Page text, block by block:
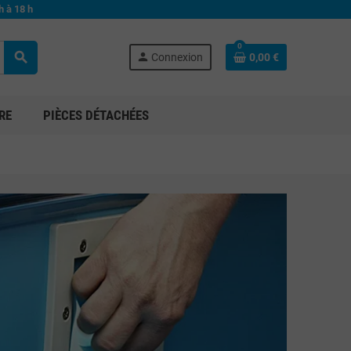
à 18 h
search person Connexion
0
0,00 €
PIÈCES DÉTACHÉES